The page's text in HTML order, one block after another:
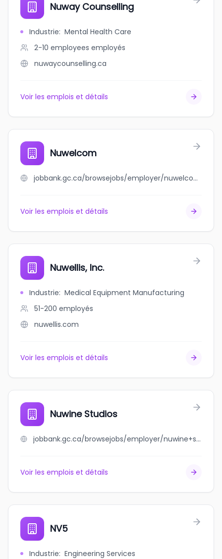
Nuway Counselling
Industrie: Mental Health Care
2-10 employees employés
nuwaycounselling.ca
Voir les emplois et détails
Nuwelcom
jobbank.gc.ca/browsejobs/employer/nuwelcom/ca
Voir les emplois et détails
Nuwellis, Inc.
Industrie: Medical Equipment Manufacturing
51-200 employés
nuwellis.com
Voir les emplois et détails
Nuwine Studios
jobbank.gc.ca/browsejobs/employer/nuwine+studios/ca
Voir les emplois et détails
NV5
Industrie: Engineering Services